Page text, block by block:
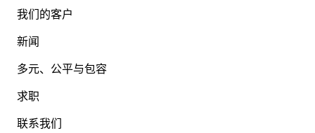
我们的客户
新闻
多元、公平与包容
求职
联系我们